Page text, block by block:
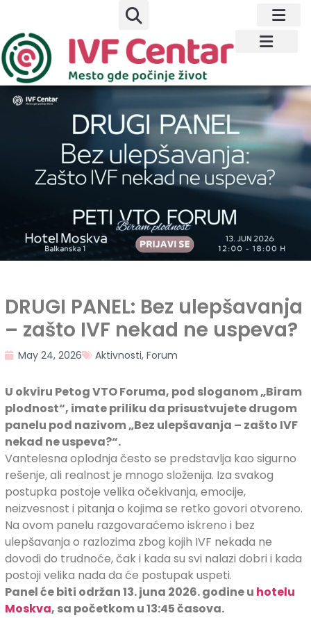
DRUGI PANEL: Bez ulepšavanja
– zašto IVF nekad ne uspeva?
May 24, 2026 Aktivnosti, Forum
U okviru Petog VTO Foruma, pod sloganom „Biram
plodnost“, imate priliku da prisustvujete drugom
panelu pod nazivom „Bez ulepšavanja – zašto IVF
nekad ne uspeva?“.
Vantelesna oplodnja često se predstavlja kao sigurno
rešenje, ali realnost je mnogo složenija. Iza svakog
postupka postoje velika očekivanja, emocije,
neizvesnost i pitanja o kojima se retko govori otvoreno.
Na ovom panelu razgovaraćemo iskreno i bez
ulepšavanja o razlozima zbog kojih IVF nekada ne
dovodi do trudnoće, čak i kada su svi nalazi dobri i kada
postoji velika nada da će postupak uspeti.
Panel će biti održan 13. juna 2026. godine u hotelu
Moskva, sa početkom u 13:45 časova.